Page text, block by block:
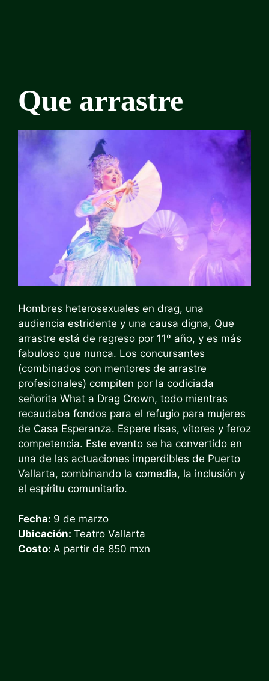
Que arrastre
Hombres heterosexuales en drag, una
audiencia estridente y una causa digna, Que
arrastre está de regreso por 11º año, y es más
fabuloso que nunca. Los concursantes
(combinados con mentores de arrastre
profesionales) compiten por la codiciada
señorita What a Drag Crown, todo mientras
recaudaba fondos para el refugio para mujeres
de Casa Esperanza. Espere risas, vítores y feroz
competencia. Este evento se ha convertido en
una de las actuaciones imperdibles de Puerto
Vallarta, combinando la comedia, la inclusión y
el espíritu comunitario.
Fecha: 9 de marzo
Ubicación: Teatro Vallarta
Costo: A partir de 850 mxn